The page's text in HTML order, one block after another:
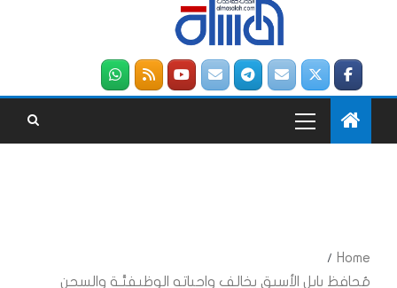
Home
مُحافظ بابل الأسبق يخالف واجباته الوظيفيَّـة والسجن